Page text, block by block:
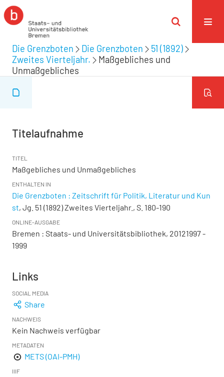
Die Grenzboten Die Grenzboten
51 (1892)
Zweites Vierteljahr.
Maßgebliches und
Unmaßgebliches
Titelaufnahme
TITEL
Maßgebliches und Unmaßgebliches
ENTHALTEN IN
Die Grenzboten : Zeitschrift für Politik, Literatur und Kun
st, Jg. 51 (1892) Zweites Vierteljahr., S. 180-190
ONLINE-AUSGABE
Bremen : Staats- und Universitätsbibliothek, 20121997 -
1999
Links
SOCIAL MEDIA
Share
NACHWEIS
Kein Nachweis verfügbar
METADATEN
METS (OAI-PMH)
IIIF